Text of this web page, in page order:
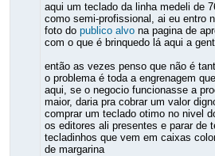
aqui um teclado da linha medeli de
como semi-profissional, ai eu entro
foto do publico alvona pagina de
com o que é brinquedo lá aqui a
então as vezes penso que não é
o problema é toda a engrenagem
aqui, se o negocio funcionasse a
maior, daria pra cobrar um valor
comprar um teclado otimo no nivel
os editores ali presentes e parar de
tecladinhos que vem em caixas
de margarina